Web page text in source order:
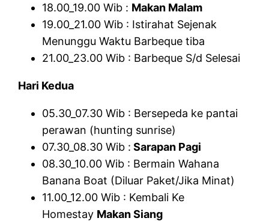
18.00_19.00 Wib : Makan Malam
19.00_21.00 Wib : Istirahat Sejenak
Menunggu Waktu Barbeque tiba
21.00_23.00 Wib : Barbeque S/d Selesai
Hari Kedua
05.30_07.30 Wib : Bersepeda ke pantai
perawan (hunting sunrise)
07.30_08.30 Wib : Sarapan Pagi
08.30_10.00 Wib : Bermain Wahana
Banana Boat (Diluar Paket/Jika Minat)
11.00_12.00 Wib : Kembali Ke
Homestay Makan Siang